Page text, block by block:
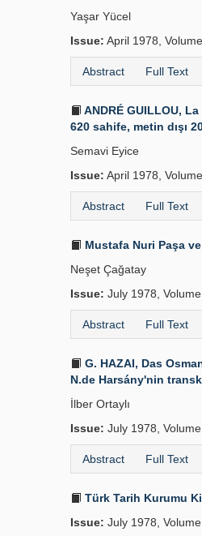
Yaşar Yücel
Issue: April 1978,
Abstract Full Text
ANDRÉ GUILLOU,
620 sahife, metin dışı
Semavi Eyice
Issue: April 1978,
Abstract Full Text
Mustafa Nuri Paşa
Neşet Çağatay
Issue: July 1978,
Abstract Full Text
G. HAZAI, Das
N.de Harsány'nin
İlber Ortaylı
Issue: July 1978,
Abstract Full Text
Türk Tarih Kurumu
Issue: July 1978,